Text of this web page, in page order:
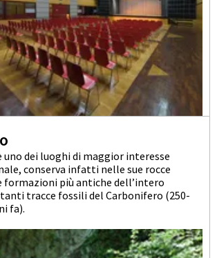
uno dei luoghi di maggior interesse
conserva infatti nelle sue rocce
formazioni più antiche dell’intero
tracce fossili del Carbonifero (250-
fa).